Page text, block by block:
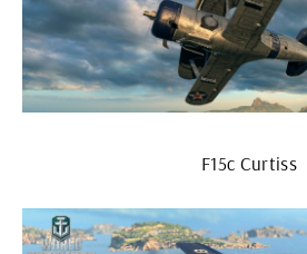
F15c Curtiss